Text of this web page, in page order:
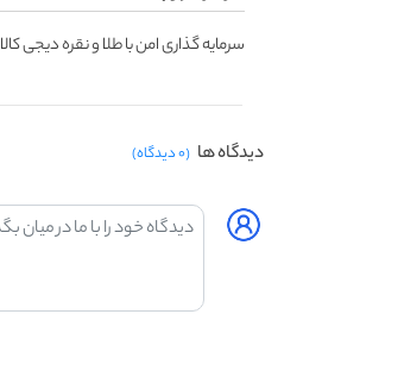
سرمایه گذاری امن با طلا و نقره دیجی کالا
دیدگاه ها (۰ دیدگاه)